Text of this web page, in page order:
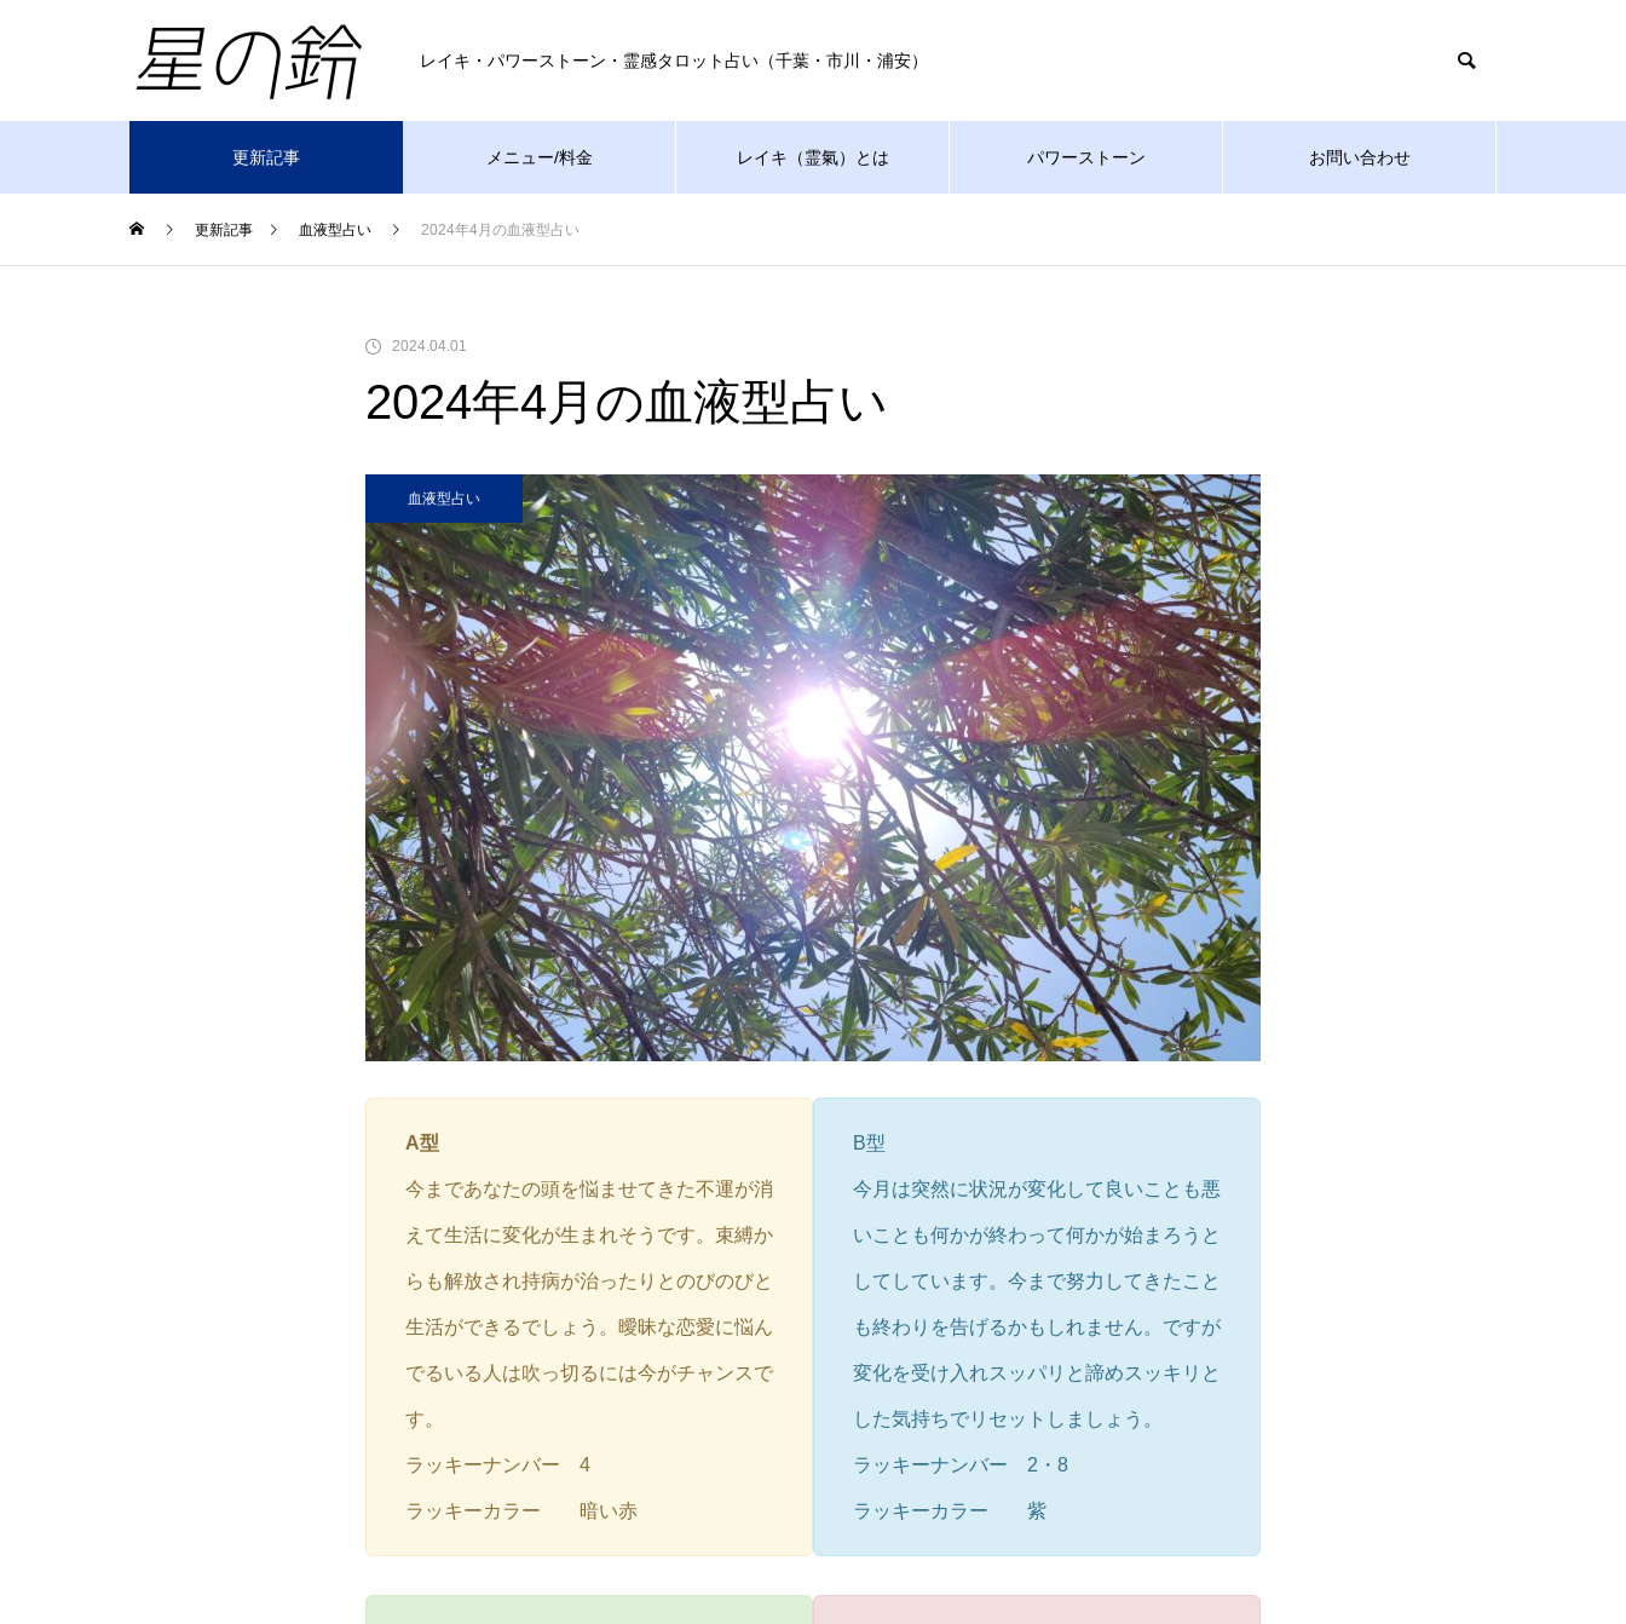
レイキ・パワーストーン・霊感タロット占い（千葉・市川・浦安）
更新記事 メニュー/料金 レイキ（霊氣）とは パワーストーン お問い合わせ
更新記事 血液型占い 2024年4月の血液型占い
2024.04.01
2024年4月の血液型占い
血液型占い
A型
今まであなたの頭を悩ませてきた不運が消
えて生活に変化が生まれそうです。束縛か
らも解放され持病が治ったりとのびのびと
生活ができるでしょう。曖昧な恋愛に悩ん
でるいる人は吹っ切るには今がチャンスで
す。
ラッキーナンバー 4
ラッキーカラー 暗い赤
B型
今月は突然に状況が変化して良いことも悪
いことも何かが終わって何かが始まろうと
してしています。今まで努力してきたこと
も終わりを告げるかもしれません。ですが
変化を受け入れスッパリと諦めスッキリと
した気持ちでリセットしましょう。
ラッキーナンバー 2・8
ラッキーカラー 紫